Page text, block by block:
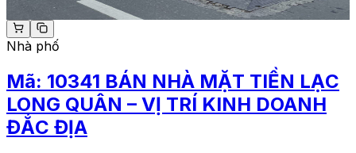
Nhà phố
Mã: 10341 BÁN NHÀ MẶT TIỀN LẠC
LONG QUÂN – VỊ TRÍ KINH DOANH
ĐẮC ĐỊA